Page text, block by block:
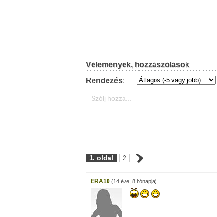
Vélemények, hozzászólások
Rendezés:
1. oldal 2
ERA10 (14 éve, 8 hónapja)